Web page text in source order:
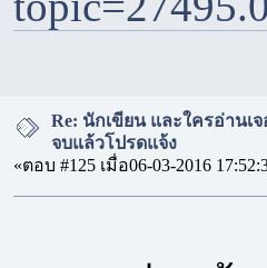
Re: นักเขียน และใครอ่านเ
จบแล้วโปรดแจ้ง
«ตอบ #125 เมื่อ06-03-2016